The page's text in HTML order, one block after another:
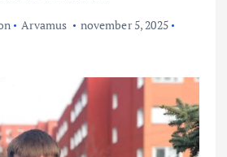
s
Arvamus
november 5, 2025